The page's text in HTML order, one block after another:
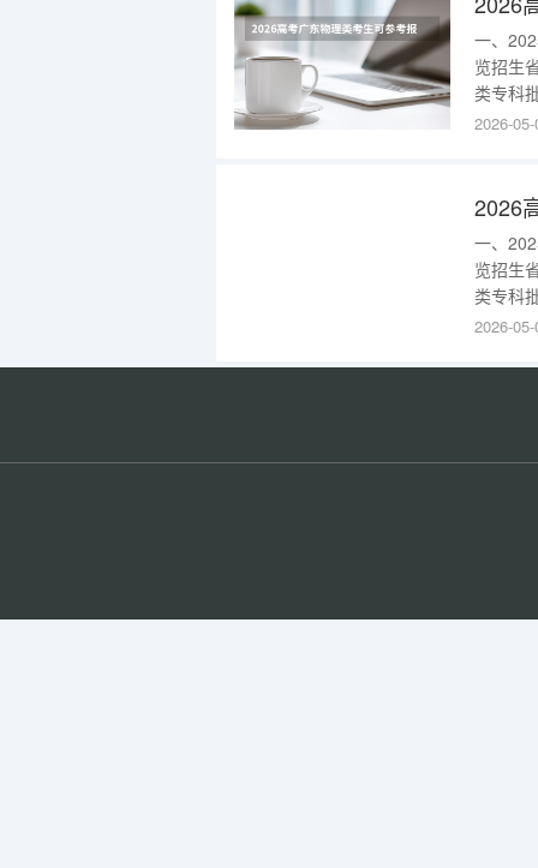
一、
览招生
类专科
工程(校
2026-
一、
览招生
类专科
制技术(
东2025
2026-